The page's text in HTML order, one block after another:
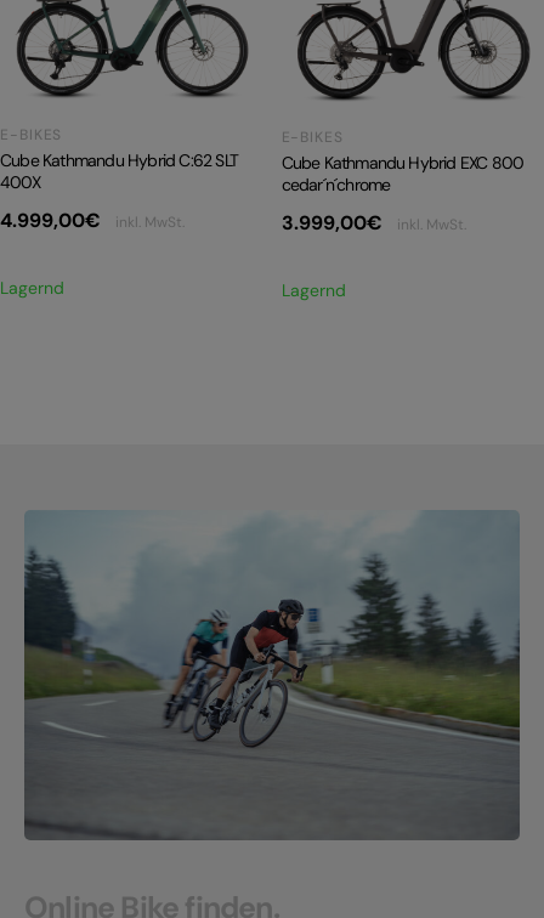
E-BIKE TOUR
Alle entdecken
PRODUKTRÜCKRUFE
E-BIKES
Cube Kathmandu Hybrid C:62 SLT
400X
4.999,00€ inkl. MwSt.
Lagernd
E-BIKES
Cube Kathmandu Hybrid EXC 800
cedar´n´chrome
3.999,00€ inkl. MwSt.
Lagernd
Online Bike finden.